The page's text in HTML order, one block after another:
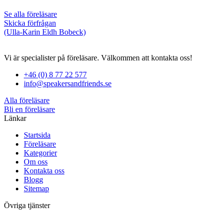
Se alla föreläsare
Skicka förfrågan
(Ulla-Karin Eldh Bobeck)
Vi är specialister på föreläsare. Välkommen att kontakta oss!
+46 (0) 8 77 22 577
info@speakersandfriends.se
Alla föreläsare
Bli en föreläsare​
Länkar
Startsida
Föreläsare
Kategorier
Om oss
Kontakta oss
Blogg
Sitemap
Övriga tjänster